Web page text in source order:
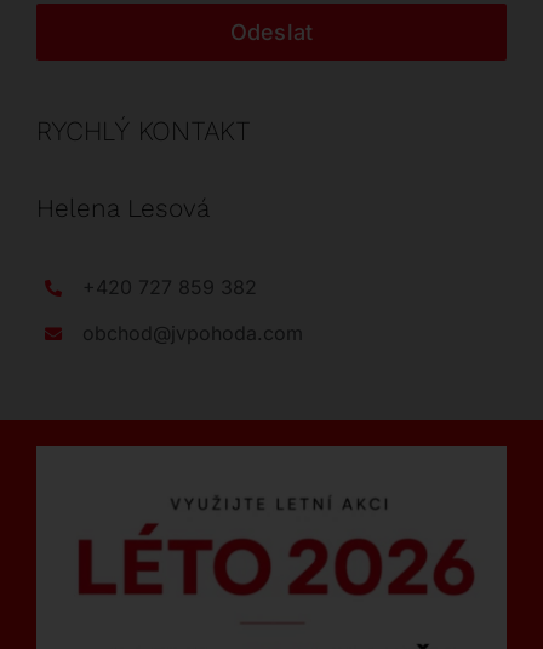
Odeslat
RYCHLÝ KONTAKT
Helena Lesová
+420 727 859 382
obchod@jvpohoda.com